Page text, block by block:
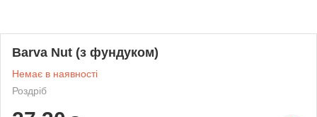
Barva Nut (з фундуком)
Немає в наявності
Роздріб